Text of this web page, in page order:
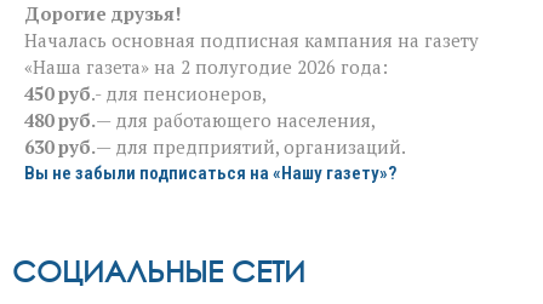
Дорогие друзья!
Началась основная подписная кампания на газету
«Наша газета» на 2 полугодие 2026 года:
450 руб.- для пенсионеров,
480 руб.— для работающего населения,
630 руб.— для предприятий, организаций.
Вы не забыли подписаться на «Нашу газету»?
СОЦИАЛЬНЫЕ СЕТИ